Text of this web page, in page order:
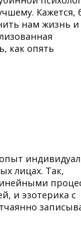
Кажется,
нам жизнь и
как опять
лицах. Так,
и эзотерика с